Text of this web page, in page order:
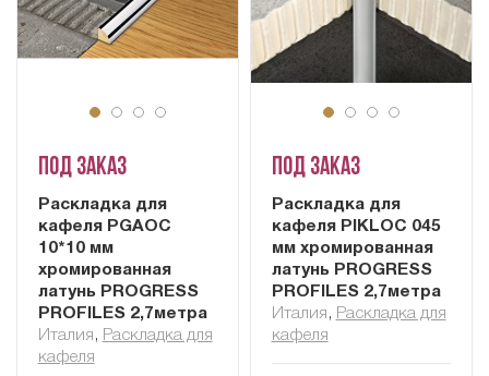
Под заказ
Раскладка для
кафеля PGAOC
10*10 мм
хромированная
латунь PROGRESS
PROFILES 2,7метра
Италия , Раскладка для
кафеля
Под заказ
Раскладка для
кафеля PIKLOC 045
мм хромированная
латунь PROGRESS
PROFILES 2,7метра
Италия , Раскладка для
кафеля